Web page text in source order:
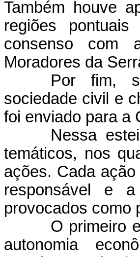
Também houve
regiões
consenso com
Moradores da
Por fim,
sociedade civil e
foi enviado para a
Nessa
temáticos, nos
ações. Cada
responsável e
provocados como
O primeiro
autonomia